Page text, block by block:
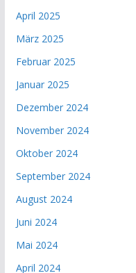
April 2025
März 2025
Februar 2025
Januar 2025
Dezember 2024
November 2024
Oktober 2024
September 2024
August 2024
Juni 2024
Mai 2024
April 2024